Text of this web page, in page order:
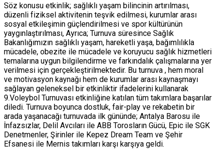
Söz konusu etkinlik; sağlıklı yaşam bilincinin artırılması,
düzenli fiziksel aktivitenin teşvik edilmesi, kurumlar arası
sosyal etkileşimin güçlendirilmesi ve spor kültürünün
yaygınlaştırılması, Ayrıca; Turnuva süresince Sağlık
Bakanlığımızın sağlıklı yaşam, hareketli yaşa, bağımlılıkla
mücadele, obezite ile mücadele ve koruyucu sağlık hizmetleri
temalarına uygun bilgilendirme ve farkındalık çalışmalarına yer
verilmesi için gerçekleştirilmektedir. Bu turnuva , hem moral
ve motivasyon kaynağı hem de kurumlar arası kaynaşmayı
sağlayan geleneksel bir etkinliktir ifadelerini kullanarak
9.Voleybol Turnuvası etkinliğine katılan tüm takımlara başarılar
diledi. Turnuva boyunca dostluk, fair-play ve rekabetin bir
arada yaşanacağı turnuvada ilk gününde; Antalya Barosu ile
İnfazsızlar, Delil Avcıları ile ABB Torosların Gücü, Epic ile SGK
Denetmenler, Şirinler ile Kepez Dream Team ve Şehir
Efsanesi ile Mernis takımları karşı karşıya geldi.